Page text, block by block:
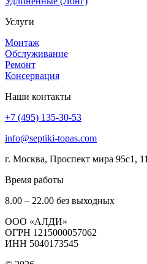
Услуги
Монтаж
Обслуживание
Ремонт
Консервация
Наши контакты
+7 (495) 135-30-53
info@septiki-topas.com
г. Москва, Проспект мира 95с1,
Время работы
8.00 – 22.00 без выходных
OOO «АЛДИ»
ОГРН 1215000057062
ИНН 5040173545